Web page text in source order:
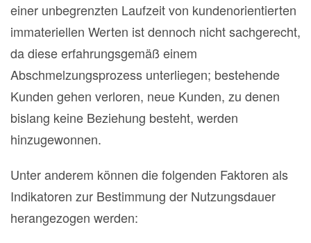
einer unbegrenzten Laufzeit von kundenorientierten
immateriellen Werten ist dennoch nicht sachgerecht,
da diese erfahrungsgemäß einem
Abschmelzungsprozess unterliegen; bestehende
Kunden gehen verloren, neue Kunden, zu denen
bislang keine Beziehung besteht, werden
hinzugewonnen.
Unter anderem können die folgenden Faktoren als
Indikatoren zur Bestimmung der Nutzungsdauer
herangezogen werden: